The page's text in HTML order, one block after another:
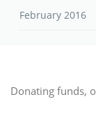
February 2016
Donating funds,